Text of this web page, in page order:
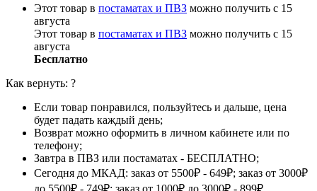
Этот товар в постаматах и ПВЗ можно получить с 15
августа
Этот товар в постаматах и ПВЗ можно получить с 15
августа
Бесплатно
Как вернуть: ?
Если товар понравился, пользуйтесь и дальше, цена
будет падать каждый день;
Возврат можно оформить в личном кабинете или по
телефону;
Завтра в ПВЗ или постаматах - БЕСПЛАТНО;
Сегодня до МКАД: заказ от 5500₽ - 649₽; заказ от 3000₽
до 5500₽ - 749₽; заказ от 1000₽ до 3000₽ - 899₽.